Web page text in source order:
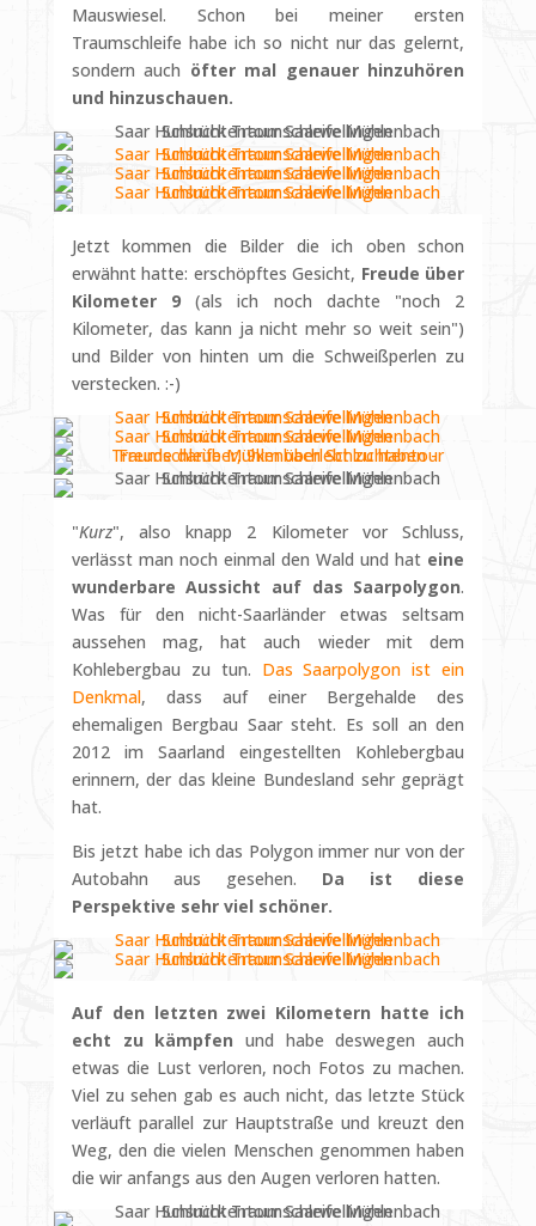
Mauswiesel. Schon bei meiner ersten
Traumschleife habe ich so nicht nur das gelernt,
sondern auch öfter mal genauer hinzuhören
und hinzuschauen.
Jetzt kommen die Bilder die ich oben schon
erwähnt hatte: erschöpftes Gesicht, Freude über
Kilometer 9 (als ich noch dachte "noch 2
Kilometer, das kann ja nicht mehr so weit sein")
und Bilder von hinten um die Schweißperlen zu
verstecken. :-)
"Kurz", also knapp 2 Kilometer vor Schluss,
verlässt man noch einmal den Wald und hat eine
wunderbare Aussicht auf das Saarpolygon.
Was für den nicht-Saarländer etwas seltsam
aussehen mag, hat auch wieder mit dem
Kohlebergbau zu tun. Das Saarpolygon ist ein
Denkmal, dass auf einer Bergehalde des
ehemaligen Bergbau Saar steht. Es soll an den
2012 im Saarland eingestellten Kohlebergbau
erinnern, der das kleine Bundesland sehr geprägt
hat.
Bis jetzt habe ich das Polygon immer nur von der
Autobahn aus gesehen. Da ist diese
Perspektive sehr viel schöner.
Auf den letzten zwei Kilometern hatte ich
echt zu kämpfen und habe deswegen auch
etwas die Lust verloren, noch Fotos zu machen.
Viel zu sehen gab es auch nicht, das letzte Stück
verläuft parallel zur Hauptstraße und kreuzt den
Weg, den die vielen Menschen genommen haben
die wir anfangs aus den Augen verloren hatten.